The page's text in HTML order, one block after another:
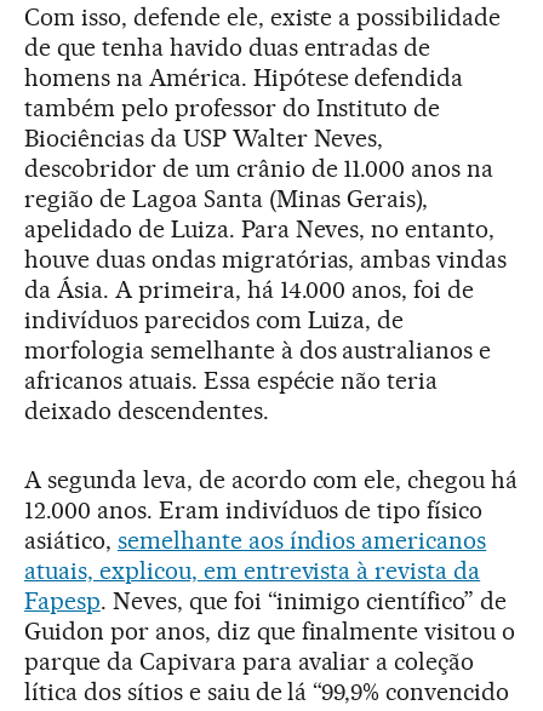
Com isso, defende ele, existe a possibilidade
de que tenha havido duas entradas de
homens na América. Hipótese defendida
também pelo professor do Instituto de
Biociências da USP Walter Neves,
descobridor de um crânio de 11.000 anos na
região de Lagoa Santa (Minas Gerais),
apelidado de Luiza. Para Neves, no entanto,
houve duas ondas migratórias, ambas vindas
da Ásia. A primeira, há 14.000 anos, foi de
indivíduos parecidos com Luiza, de
morfologia semelhante à dos australianos e
africanos atuais. Essa espécie não teria
deixado descendentes.
A segunda leva, de acordo com ele, chegou há
12.000 anos. Eram indivíduos de tipo físico
asiático, semelhante aos índios americanos
atuais, explicou, em entrevista à revista da
Fapesp. Neves, que foi “inimigo científico” de
Guidon por anos, diz que finalmente visitou o
parque da Capivara para avaliar a coleção
lítica dos sítios e saiu de lá “99,9% convencido